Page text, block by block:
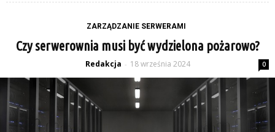
ZARZĄDZANIE SERWERAMI
Czy serwerownia musi być wydzielona pożarowo?
Redakcja - 18 września 2024 0